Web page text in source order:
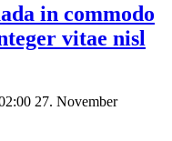
in commodo
vitae nisl
27. November